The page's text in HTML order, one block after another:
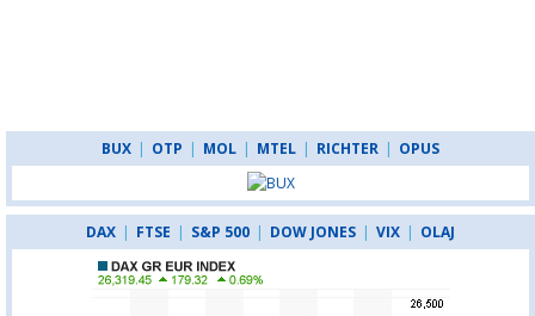
BUX | OTP | MOL | MTEL | RICHTER | OPUS
DAX | FTSE | S&P 500 | DOW JONES | VIX | OLAJ